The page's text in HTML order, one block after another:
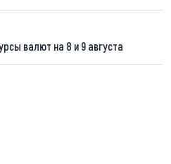
валют на 8 и 9 августа